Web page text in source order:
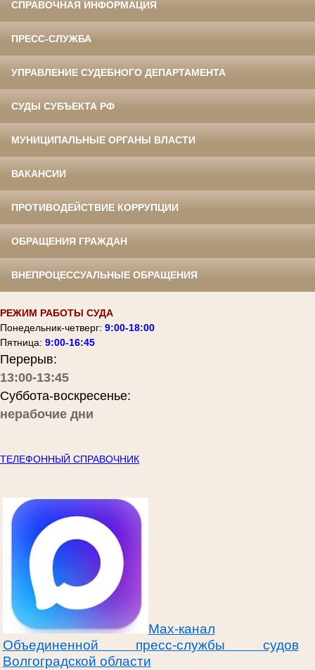
СПРАВОЧНАЯ ИНФОРМАЦИЯ
ПРЕСС-СЛУЖБА
УПРАВЛЕНИЕ СУДЕБНОГО ДЕПАРТАМЕНТА
СУДЫ СУБЪЕКТА РФ
МУНИЦИПАЛЬНЫЕ ОРГАНЫ ВЛАСТИ
ВАКАНСИИ
ПРОТИВОДЕЙСТВИЕ КОРРУПЦИИ
ОБРАЩЕНИЯ ГРАЖДАН
ВНЕПРОЦЕССУАЛЬНЫЕ ОБРАЩЕНИЯ
РЕЖИМ РАБОТЫ СУДА
Понедельник-четверг: 9:00-18:00
Пятница: 9:00-16:45
Перерыв:
13:00-13:45
Суббота-воскресенье:
нерабочие дни
ТЕЛЕФОННЫЙ СПРАВОЧНИК
Max-канал
Объединенной пресс-службы судов
Волгоградской области